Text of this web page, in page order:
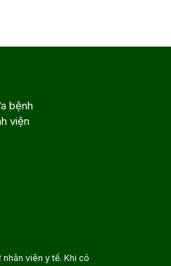
bệnh
viện
viên y tế. Khi có